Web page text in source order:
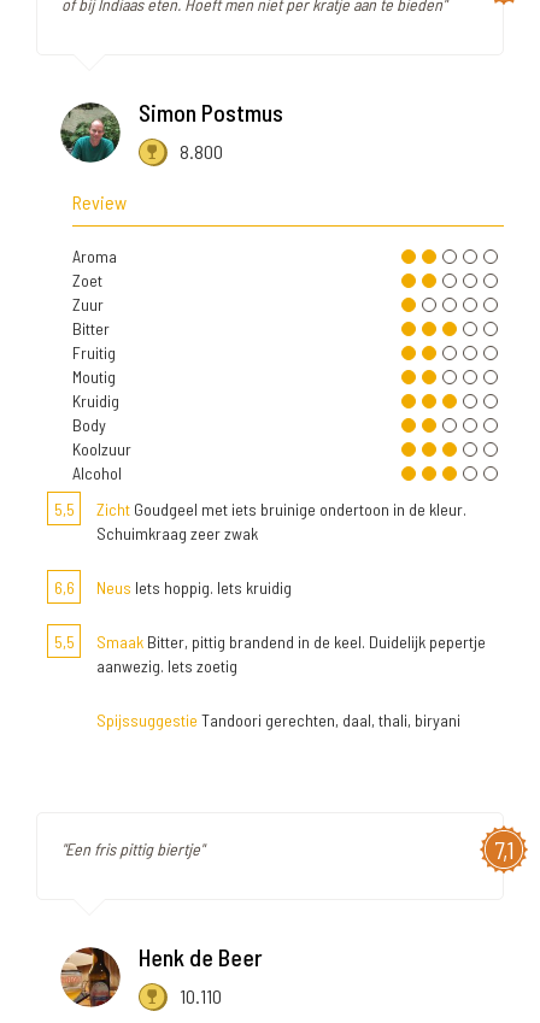
of bij Indiaas eten. Hoeft men niet per kratje aan te bieden"
Simon Postmus
8.800
Review
Aroma
Zoet
Zuur
Bitter
Fruitig
Moutig
Kruidig
Body
Koolzuur
Alcohol
5,5
Zicht Goudgeel met iets bruinige ondertoon in de kleur.
Schuimkraag zeer zwak
6,6 Neus Iets hoppig. Iets kruidig
5,5 Smaak Bitter, pittig brandend in de keel. Duidelijk pepertje
aanwezig. Iets zoetig
Spijssuggestie Tandoori gerechten, daal, thali, biryani
7,1
"Een fris pittig biertje"
Henk de Beer
10.110